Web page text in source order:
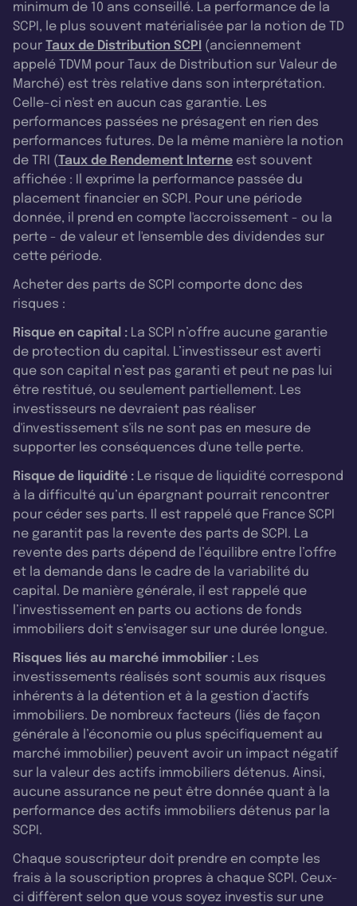
minimum de 10 ans conseillé. La performance de la
SCPI, le plus souvent matérialisée par la notion de TD
pour Taux de Distribution SCPI (anciennement
appelé TDVM pour Taux de Distribution sur Valeur de
Marché) est très relative dans son interprétation.
Celle-ci n'est en aucun cas garantie. Les
performances passées ne présagent en rien des
performances futures. De la même manière la notion
de TRI (Taux de Rendement Interne est souvent
affichée : Il exprime la performance passée du
placement financier en SCPI. Pour une période
donnée, il prend en compte l'accroissement - ou la
perte - de valeur et l'ensemble des dividendes sur
cette période.
Acheter des parts de SCPI comporte donc des
risques :
Risque en capital : La SCPI n’offre aucune garantie
de protection du capital. L’investisseur est averti
que son capital n’est pas garanti et peut ne pas lui
être restitué, ou seulement partiellement. Les
investisseurs ne devraient pas réaliser
d'investissement s'ils ne sont pas en mesure de
supporter les conséquences d'une telle perte.
Risque de liquidité : Le risque de liquidité correspond
à la difficulté qu’un épargnant pourrait rencontrer
pour céder ses parts. Il est rappelé que France SCPI
ne garantit pas la revente des parts de SCPI. La
revente des parts dépend de l’équilibre entre l’offre
et la demande dans le cadre de la variabilité du
capital. De manière générale, il est rappelé que
l’investissement en parts ou actions de fonds
immobiliers doit s’envisager sur une durée longue.
Risques liés au marché immobilier : Les
investissements réalisés sont soumis aux risques
inhérents à la détention et à la gestion d’actifs
immobiliers. De nombreux facteurs (liés de façon
générale à l’économie ou plus spécifiquement au
marché immobilier) peuvent avoir un impact négatif
sur la valeur des actifs immobiliers détenus. Ainsi,
aucune assurance ne peut être donnée quant à la
performance des actifs immobiliers détenus par la
SCPI.
Chaque souscripteur doit prendre en compte les
frais à la souscription propres à chaque SCPI. Ceux-
ci diffèrent selon que vous soyez investis sur une